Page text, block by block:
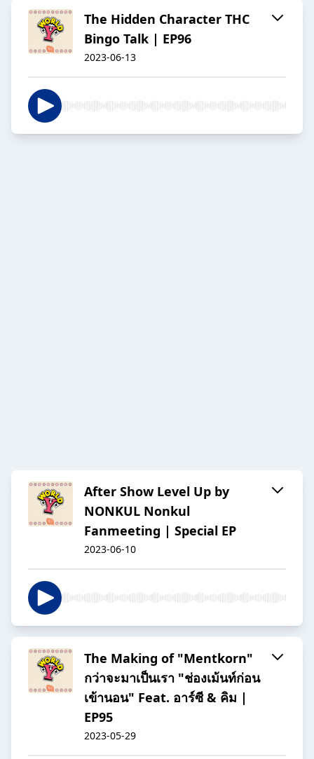
The Hidden Character THC
Bingo Talk | EP96
2023-06-13
After Show Level Up by
NONKUL Nonkul
Fanmeeting | Special EP
2023-06-10
The Making of "Mentkorn"
กว่าจะมาเป็นเรา "ช่องเม้นท์ก่อน
เข้านอน" Feat. อาร์ซี & คิม |
EP95
2023-05-29